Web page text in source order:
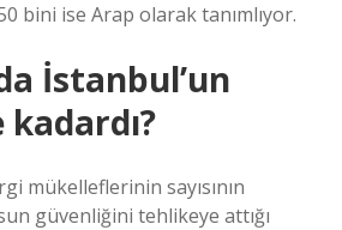
bini ise Arap olarak tanımlıyor.
İstanbul’un
mükelleflerinin sayısının
güvenliğini tehlikeye attığı